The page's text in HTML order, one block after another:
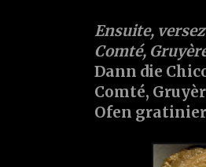
Ensuite,
Comté,
Dann die
Comté,
Ofen